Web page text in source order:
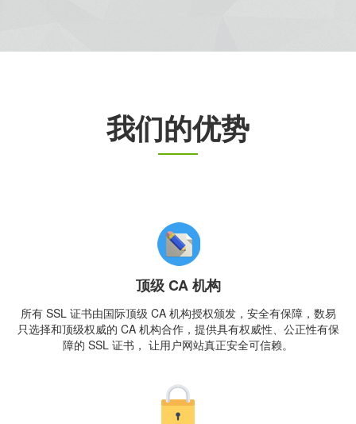
我们的优势
顶级 CA 机构
所有 SSL 证书由国际顶级 CA 机构授权颁发，安全有保障，数易
只选择和顶级权威的 CA 机构合作，提供具有权威性、公正性有保
障的 SSL 证书， 让用户网站真正安全可信赖。